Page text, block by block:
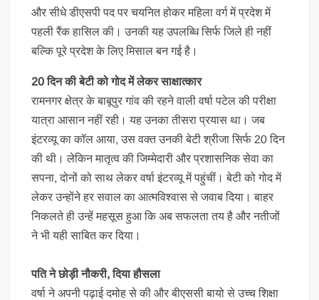
और सीधे डीएसपी पद पर चयनित होकर महिला वर्ग में प्रदेश में
पहली रैंक हासिल की। उनकी यह उपलब्धि सिर्फ जिले ही नहीं
बल्कि पूरे प्रदेश के लिए मिसाल बन गई है।
20 दिन की बेटी को गोद में लेकर साक्षात्कार
रामनगर क्षेत्र के बाबूपुर गांव की रहने वाली वर्षा पटेल की परीक्षा
यात्रा आसान नहीं रही। यह उनका तीसरा प्रयास था। जब
इंटरव्यू का कॉल आया, उस वक्त उनकी बेटी श्रीजा सिर्फ 20 दिन
की थी। लेकिन मातृत्व की जिम्मेदारी और प्रशासनिक सेवा का
सपना, दोनों को साथ लेकर वर्षा इंटरव्यू में पहुंचीं। बेटी को गोद में
लेकर उन्होंने हर सवाल का आत्मविश्वास से जवाब दिया। बाहर
निकलते ही उन्हें महसूस हुआ कि अब सफलता तय है और नतीजों
ने भी यही साबित कर दिया।
पति ने छोड़ी नौकरी, दिया हौसला
वर्षा ने अपनी पढ़ाई दमोह से की और बीएससी बायो से उच्च शिक्षा